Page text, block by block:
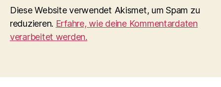
Diese Website verwendet Akismet, um Spam zu
reduzieren. Erfahre, wie deine Kommentardaten
verarbeitet werden.